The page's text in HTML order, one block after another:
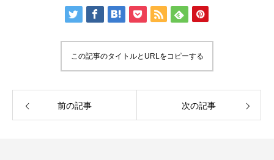
2026.01.01 2025.05.16
この記事のタイトルとURLをコピーする
前の記事 次の記事